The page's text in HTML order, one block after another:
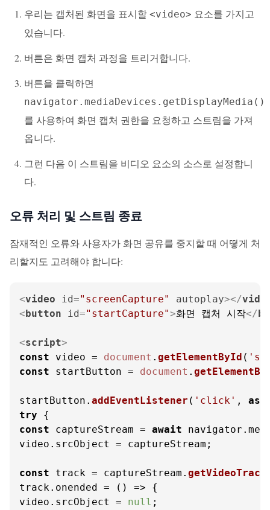
우리는 캡처된 화면을 표시할 <video> 요소를 가지고
있습니다.
버튼은 화면 캡처 과정을 트리거합니다.
버튼을 클릭하면
navigator.mediaDevices.getDisplayMedia()
를 사용하여 화면 캡처 권한을 요청하고 스트림을 가져
옵니다.
그런 다음 이 스트림을 비디오 요소의 소스로 설정합니
다.
오류 처리 및 스트림 종료
잠재적인 오류와 사용자가 화면 공유를 중지할 때 어떻게 처
리할지도 고려해야 합니다:
<video id="screenCapture" autoplay></
<button id="startCapture">화면 캡처 시작</
<script>
const video = document . getElementById (
const startButton = document .
startButton. addEventListener ( 'click' ,
try
const captureStream = await navigator.
video. srcObject = captureStream;
const track = captureStream.
track. onended = () => {
video. srcObject = null